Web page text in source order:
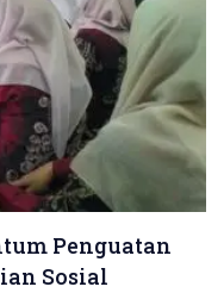
Penguatan
Sosial